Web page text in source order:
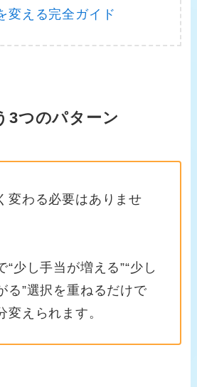
変える完全ガイド
3つのパターン
変わる必要はありませ
“少し手当が増える”“少し
る”選択を重ねるだけで
変えられます。